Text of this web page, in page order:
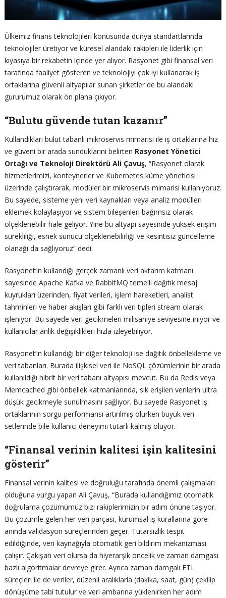
Ülkemiz finans teknolojileri konusunda dünya standartlarında
teknolojiler üretiyor ve küresel alandaki rakipleri ile liderlik için
kıyasıya bir rekabetin içinde yer alıyor. Rasyonet gibi finansal veri
tarafında faaliyet gösteren ve teknolojiyi çok iyi kullanarak iş
ortaklarına güvenli altyapılar sunan şirketler de bu alandaki
gururumuz olarak ön plana çıkıyor.
“Bulutu güvende tutan kazanır”
Kullandıkları bulut tabanlı mikroservis mimarisi ile iş ortaklarına hız
ve güveni bir arada sunduklarını belirten Rasyonet Yönetici
Ortağı ve Teknoloji Direktörü Ali Çavuş, “Rasyonet olarak
hizmetlerimizi, konteynerler ve Kubernetes küme yöneticisi
üzerinde çalıştırarak, modüler bir mikroservis mimarisi kullanıyoruz.
Bu sayede, sisteme yeni veri kaynakları veya analiz modülleri
eklemek kolaylaşıyor ve sistem bileşenleri bağımsız olarak
ölçeklenebilir hale geliyor. Yine bu altyapı sayesinde yüksek erişim
sürekliliği, esnek sunucu ölçeklenebilirliği ve kesintisiz güncelleme
olanağı da sağlıyoruz” dedi.
Rasyonet’in kullandığı gerçek zamanlı veri aktarım katmanı
sayesinde Apache Kafka ve RabbitMQ temelli dağıtık mesaj
kuyrukları üzerinden, fiyat verileri, işlem hareketleri, analist
tahminleri ve haber akışları gibi farklı veri tipleri stream olarak
işleniyor. Bu sayede veri gecikmeleri milisaniye seviyesine iniyor ve
kullanıcılar anlık değişiklikleri hızla izleyebiliyor.
Rasyonet’in kullandığı bir diğer teknoloji ise dağıtık önbellekleme ve
veri tabanları. Burada ilişkisel veri ile NoSQL çözümlerinin bir arada
kullanıldığı hibrit bir veri tabanı altyapısı mevcut. Bu da Redis veya
Memcached gibi önbellek katmanlarında, sık erişilen verilerin ultra
düşük gecikmeyle sunulmasını sağlıyor. Bu sayede Rasyonet iş
ortaklarının sorgu performansı artırılmış olurken büyük veri
setlerinde bile kullanıcı deneyimi tutarlı kalmış oluyor.
“Finansal verinin kalitesi işin kalitesini
gösterir”
Finansal verinin kalitesi ve doğruluğu tarafında önemli çalışmaları
olduğuna vurgu yapan Ali Çavuş, “Burada kullandığımız otomatik
doğrulama çözümümüz bizi rakiplerimizin bir adım önüne taşıyor.
Bu çözümle gelen her veri parçası, kurumsal iş kurallarına göre
anında validasyon süreçlerinden geçer. Tutarsızlık tespit
edildiğinde, veri kaynağıyla otomatik geri bildirim mekanizması
çalışır. Çakışan veri olursa da hiyerarşik öncelik ve zaman damgası
bazlı algoritmalar devreye girer. Ayrıca zaman damgalı ETL
süreçleri ile de veriler, düzenli aralıklarla (dakika, saat, gün) çekilip
dönüşüme tabi tutulur ve veri ambarına yüklenirken her adım